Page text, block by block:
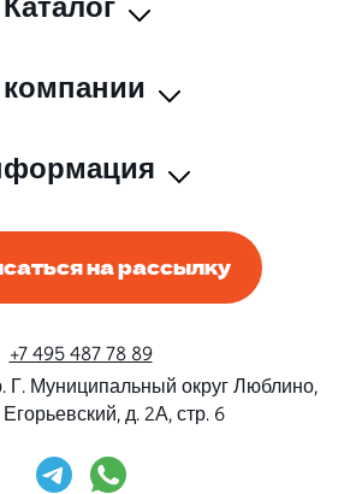
на рассылку
+7 495 487 78 89
Г. Муниципальный округ Люблино,
д. 2А, стр. 6